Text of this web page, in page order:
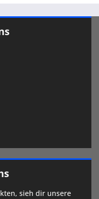
sieh dir unsere